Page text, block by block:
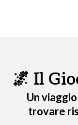
🌌 Il
Un
trovare